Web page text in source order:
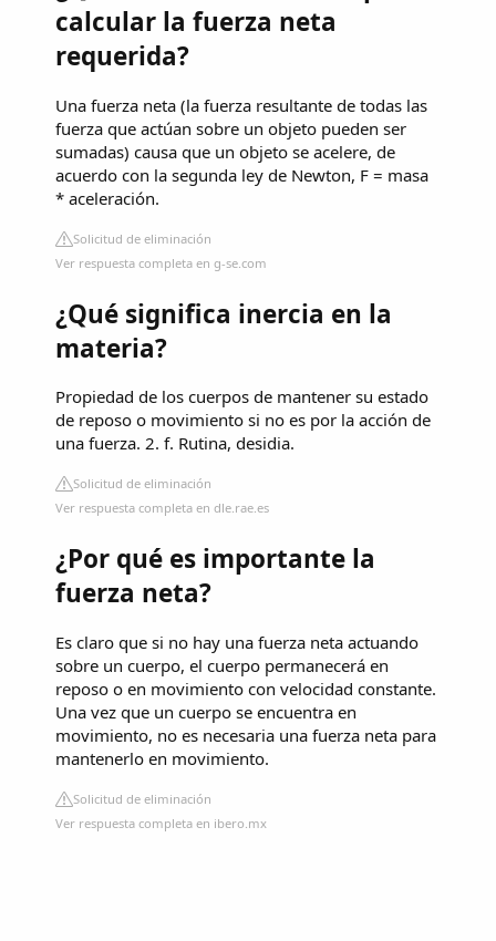
calcular la fuerza neta
requerida?
Una fuerza neta (la fuerza resultante de todas las
fuerza que actúan sobre un objeto pueden ser
sumadas) causa que un objeto se acelere, de
acuerdo con la segunda ley de Newton, F = masa
* aceleración.
Solicitud de eliminación
Ver respuesta completa en g-se.com
¿Qué significa inercia en la
materia?
Propiedad de los cuerpos de mantener su estado
de reposo o movimiento si no es por la acción de
una fuerza. 2. f. Rutina, desidia.
Solicitud de eliminación
Ver respuesta completa en dle.rae.es
¿Por qué es importante la
fuerza neta?
Es claro que si no hay una fuerza neta actuando
sobre un cuerpo, el cuerpo permanecerá en
reposo o en movimiento con velocidad constante.
Una vez que un cuerpo se encuentra en
movimiento, no es necesaria una fuerza neta para
mantenerlo en movimiento.
Solicitud de eliminación
Ver respuesta completa en ibero.mx